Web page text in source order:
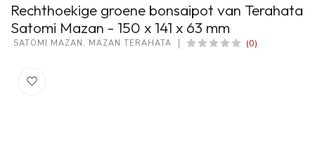
Rechthoekige groene bonsaipot van Terahata
Satomi Mazan - 150 x 141 x 63 mm
SATOMI MAZAN, MAZAN TERAHATA (0)